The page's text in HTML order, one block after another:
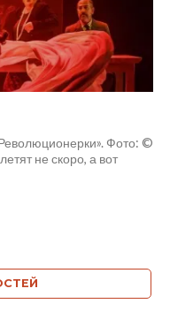
Фото: ©
не скоро, а вот